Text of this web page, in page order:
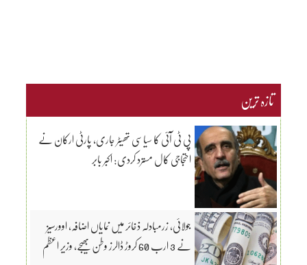
تازہ ترین
پی ٹی آئی کا سیاسی تھیٹر جاری، پارٹی ارکان نے
احتجاجی کال مسترد کردی: اکبر بابر
جولائی، زرمبادلہ ذخائر میں نمایاں اضافہ، اوورسیز
نے 3 ارب 60 کروڑ ڈالرز وطن بھیجے، وزیر اعظم